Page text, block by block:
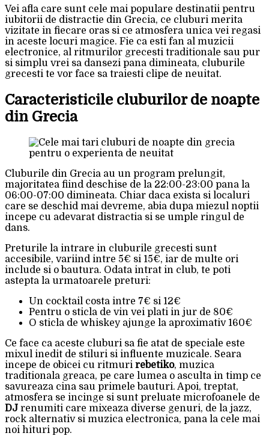
Vei afla care sunt cele mai populare destinatii pentru
iubitorii de distractie din Grecia, ce cluburi merita
vizitate in fiecare oras si ce atmosfera unica vei regasi
in aceste locuri magice. Fie ca esti fan al muzicii
electronice, al ritmurilor grecesti traditionale sau pur
si simplu vrei sa dansezi pana dimineata, cluburile
grecesti te vor face sa traiesti clipe de neuitat.
Caracteristicile cluburilor de noapte
din Grecia
Cluburile din Grecia au un program prelungit,
majoritatea fiind deschise de la 22:00-23:00 pana la
06:00-07:00 dimineata. Chiar daca exista si localuri
care se deschid mai devreme, abia dupa miezul noptii
incepe cu adevarat distractia si se umple ringul de
dans.
Preturile la intrare in cluburile grecesti sunt
accesibile, variind intre 5€ si 15€, iar de multe ori
include si o bautura. Odata intrat in club, te poti
astepta la urmatoarele preturi:
Un cocktail costa intre 7€ si 12€
Pentru o sticla de vin vei plati in jur de 80€
O sticla de whiskey ajunge la aproximativ 160€
Ce face ca aceste cluburi sa fie atat de speciale este
mixul inedit de stiluri si influente muzicale. Seara
incepe de obicei cu ritmuri rebetiko, muzica
traditionala greaca, pe care lumea o asculta in timp ce
savureaza cina sau primele bauturi. Apoi, treptat,
atmosfera se incinge si sunt preluate microfoanele de
DJ renumiti care mixeaza diverse genuri, de la jazz,
rock alternativ si muzica electronica, pana la cele mai
noi hituri pop.